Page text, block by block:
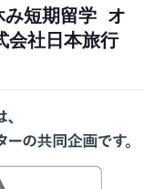
み短期留学 オ
会社日本旅行